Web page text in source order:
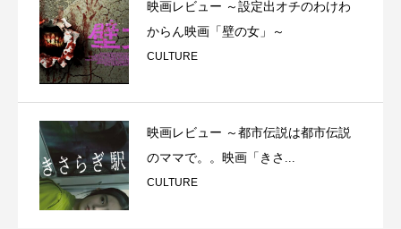
映画レビュー ～設定出オチのわけわ
からん映画「壁の女」～
CULTURE
映画レビュー ～都市伝説は都市伝説
のママで。。映画「きさ...
CULTURE